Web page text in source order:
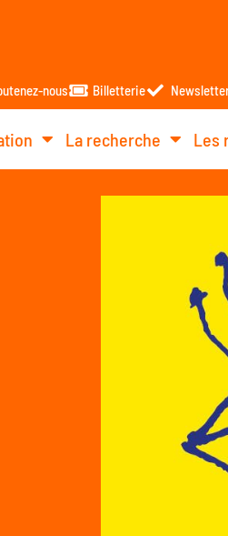
nous Billetterie
La recherche Les